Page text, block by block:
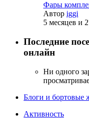
Фары
Автор iggi
5 месяцев и
Последние
онлайн
Ни одного
Блоги и бортовые
Активность